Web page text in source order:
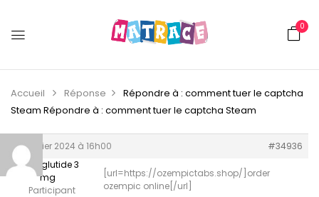
0
Accueil Réponse
Répondre à : comment tuer le captcha
Steam Répondre à : comment tuer le captcha Steam
12 février 2024 à 16h00
#34936
semaglutide 3
mg
Participant
[url=https://ozempictabs.shop/]order
ozempic online[/url]